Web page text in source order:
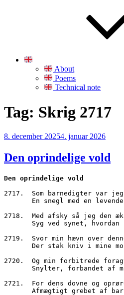
About
Poems
Technical note
Tag: Skrig 2717
Udgivet
8. december 20254. januar 2026
Den oprindelige vold
Den oprindelige vold
2717.  Som barnedigter var
En snegl med en
2718.  Med afsky så jeg den
Syg ved synet,
2719.  Svor min hævn over
Der stak kniv i mine
2720.  Og min forbitrede
Snylter, forbandet
2721.  For dens dovne og
Afmægtigt grebet af